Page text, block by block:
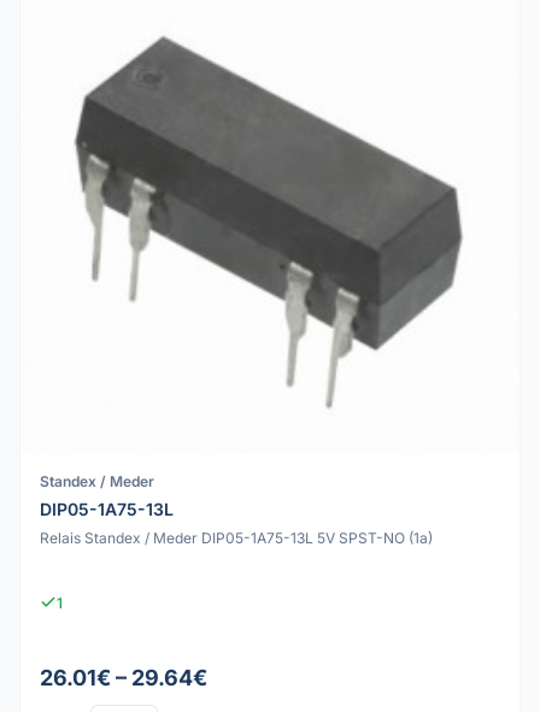
Standex / Meder
DIP05-1A75-13L
Relais Standex / Meder DIP05-1A75-13L 5V SPST-NO (1a)
1
26.01€ – 29.64€